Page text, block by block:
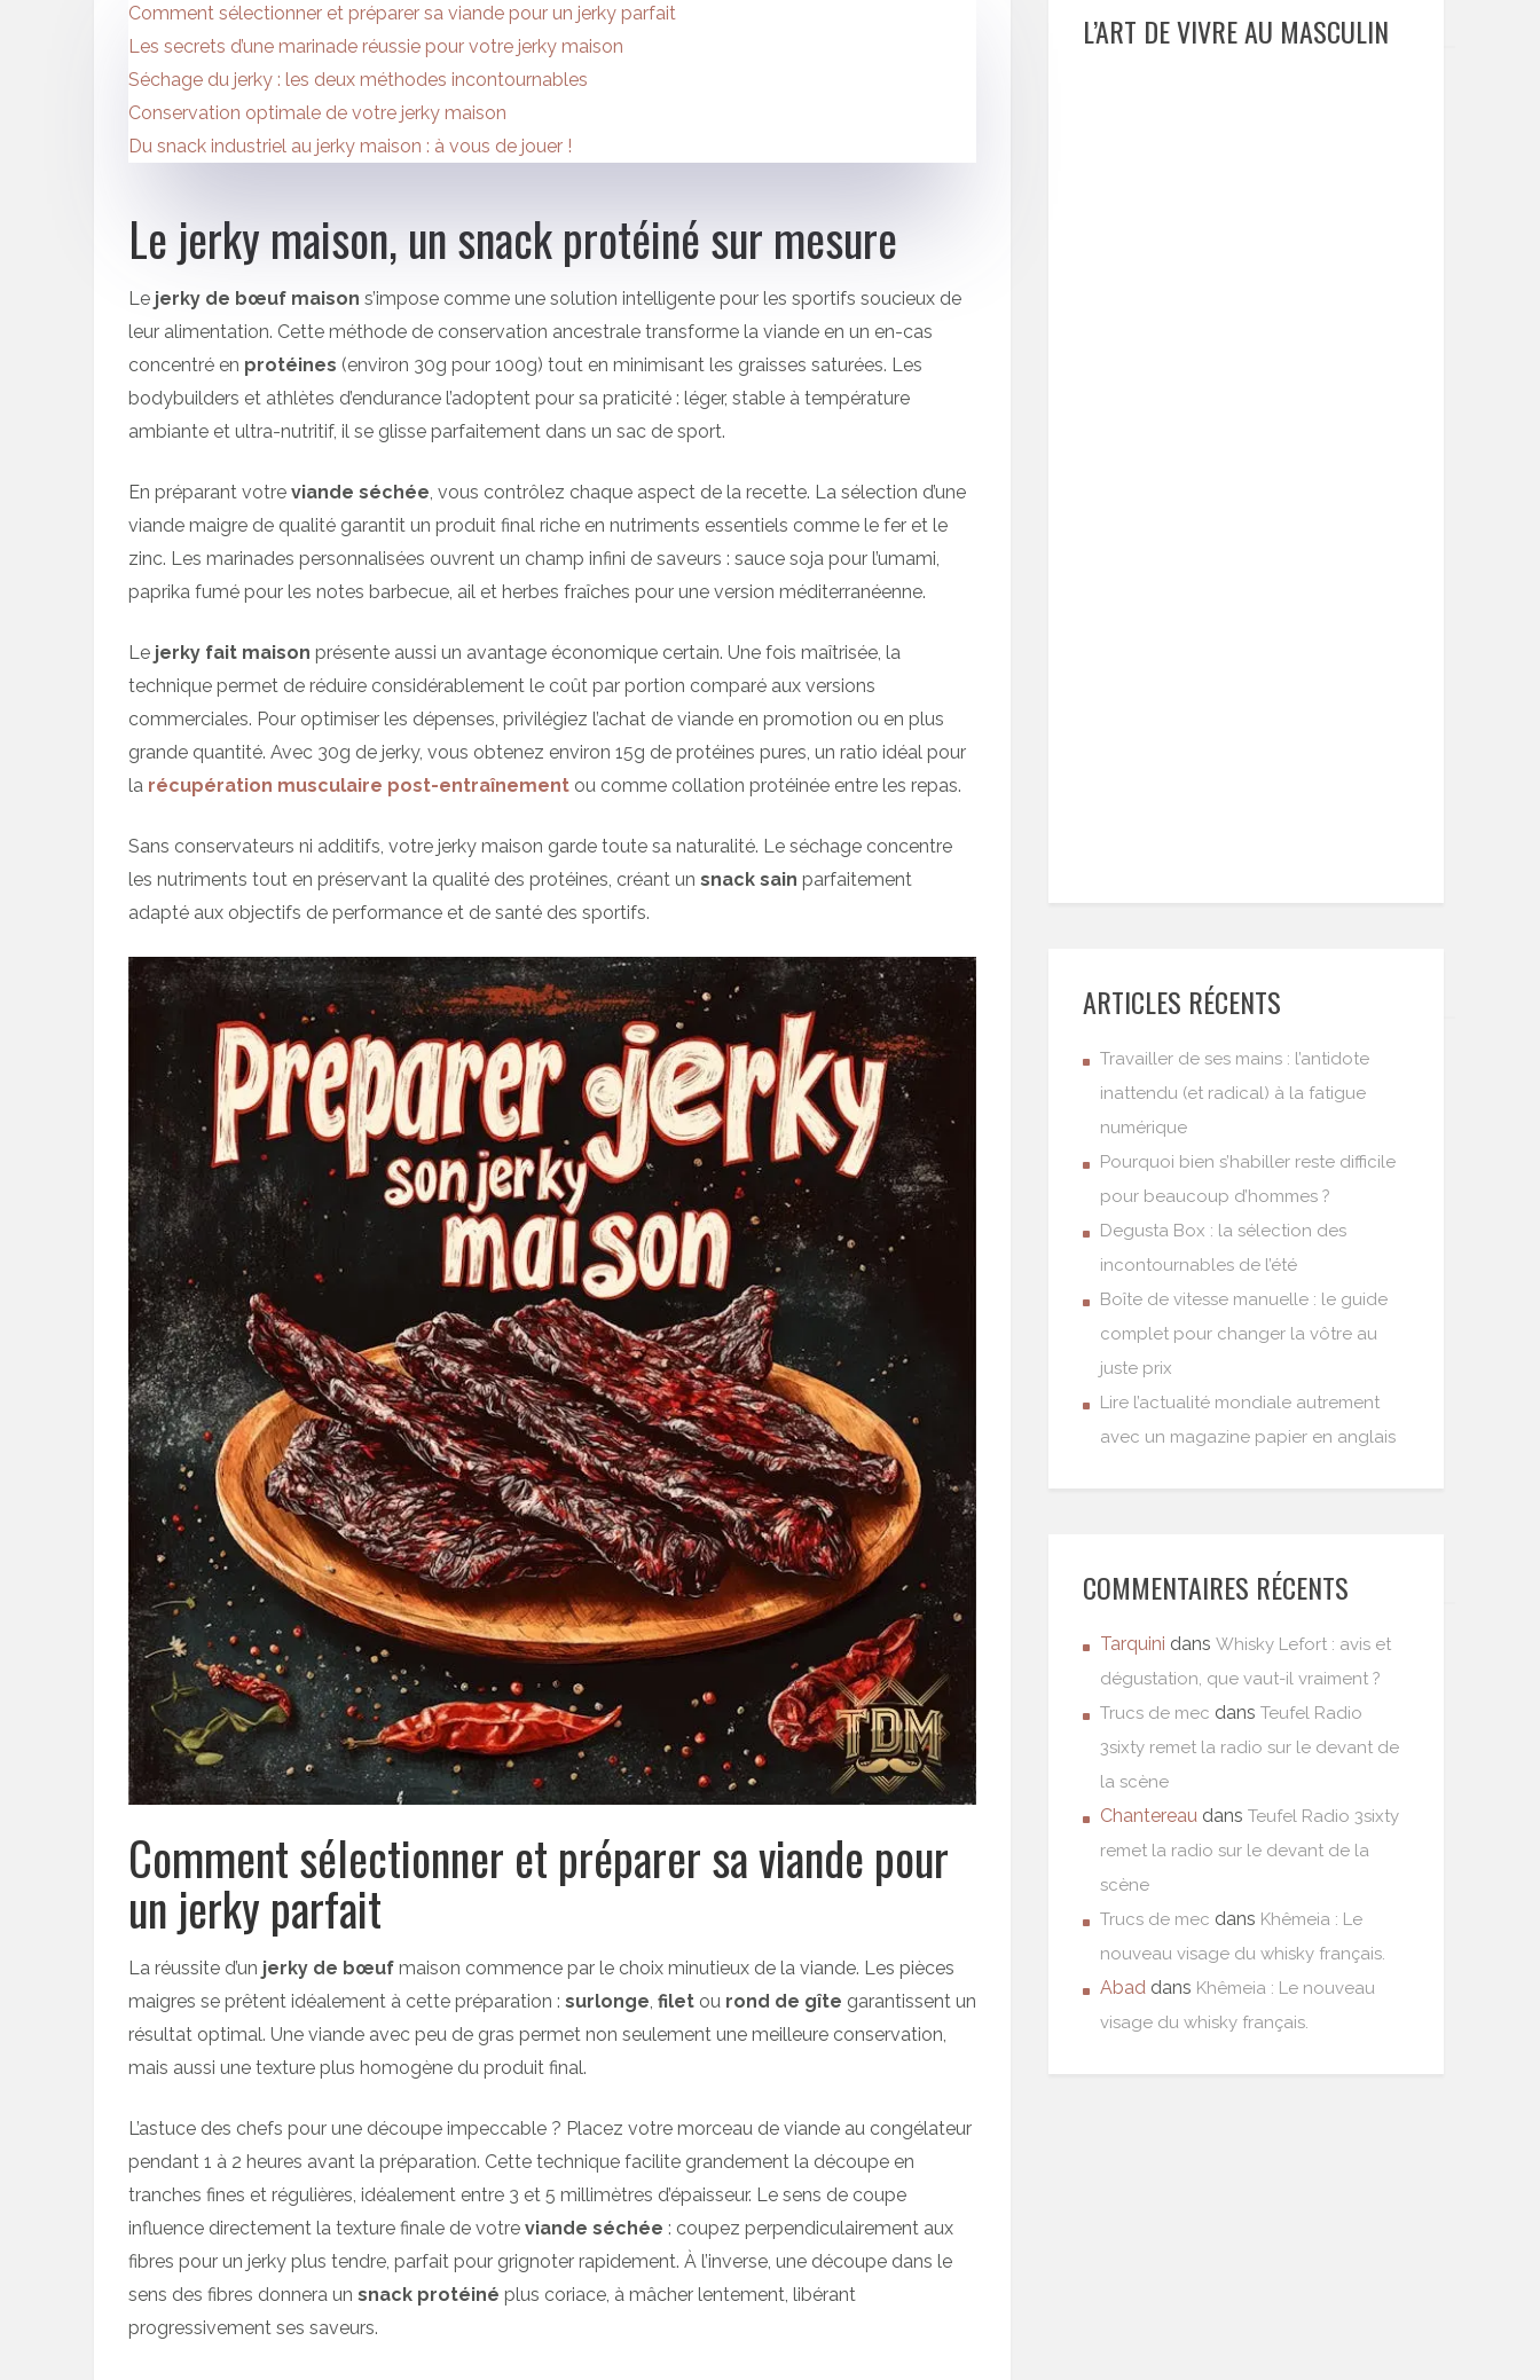
Comment sélectionner et préparer sa viande pour un jerky parfait
Les secrets d’une marinade réussie pour votre jerky maison
Séchage du jerky : les deux méthodes incontournables
Conservation optimale de votre jerky maison
Du snack industriel au jerky maison : à vous de jouer !
Le jerky maison, un snack protéiné sur mesure
Le jerky de bœuf maison s’impose comme une solution intelligente pour les sportifs soucieux de
leur alimentation. Cette méthode de conservation ancestrale transforme la viande en un en-cas
concentré en protéines (environ 30g pour 100g) tout en minimisant les graisses saturées. Les
bodybuilders et athlètes d’endurance l’adoptent pour sa praticité : léger, stable à température
ambiante et ultra-nutritif, il se glisse parfaitement dans un sac de sport.
En préparant votre viande séchée , vous contrôlez chaque aspect de la recette. La sélection d’une
viande maigre de qualité garantit un produit final riche en nutriments essentiels comme le fer et le
zinc. Les marinades personnalisées ouvrent un champ infini de saveurs : sauce soja pour l’umami,
paprika fumé pour les notes barbecue, ail et herbes fraîches pour une version méditerranéenne.
Le jerky fait maison présente aussi un avantage économique certain. Une fois maîtrisée, la
technique permet de réduire considérablement le coût par portion comparé aux versions
commerciales. Pour optimiser les dépenses, privilégiez l’achat de viande en promotion ou en plus
grande quantité. Avec 30g de jerky, vous obtenez environ 15g de protéines pures, un ratio idéal pour
la récupération musculaire post-entraînement ou comme collation protéinée entre les repas.
Sans conservateurs ni additifs, votre jerky maison garde toute sa naturalité. Le séchage concentre
les nutriments tout en préservant la qualité des protéines, créant un snack sain parfaitement
adapté aux objectifs de performance et de santé des sportifs.
Comment sélectionner et préparer sa viande pour
un jerky parfait
La réussite d’un jerky de bœuf maison commence par le choix minutieux de la viande. Les pièces
maigres se prêtent idéalement à cette préparation : surlonge filet ou rond de gîte garantissent un
résultat optimal. Une viande avec peu de gras permet non seulement une meilleure conservation,
mais aussi une texture plus homogène du produit final.
L’astuce des chefs pour une découpe impeccable ? Placez votre morceau de viande au congélateur
pendant 1 à 2 heures avant la préparation. Cette technique facilite grandement la découpe en
tranches fines et régulières, idéalement entre 3 et 5 millimètres d’épaisseur. Le sens de coupe
influence directement la texture finale de votre viande séchée : coupez perpendiculairement aux
fibres pour un jerky plus tendre, parfait pour grignoter rapidement. À l’inverse, une découpe dans le
sens des fibres donnera un snack protéiné plus coriace, à mâcher lentement, libérant
progressivement ses saveurs.
L’ART DE VIVRE AU MASCULIN
ARTICLES RÉCENTS
Travailler de ses mains : l’antidote
inattendu (et radical) à la fatigue
numérique
Pourquoi bien s’habiller reste difficile
pour beaucoup d’hommes ?
Degusta Box : la sélection des
incontournables de l’été
Boîte de vitesse manuelle : le guide
complet pour changer la vôtre au
juste prix
Lire l’actualité mondiale autrement
avec un magazine papier en anglais
COMMENTAIRES RÉCENTS
Tarquini dans Whisky Lefort : avis et
dégustation, que vaut-il vraiment ?
Trucs de mec dans Teufel Radio
3sixty remet la radio sur le devant de
la scène
Chantereau dans Teufel Radio 3sixty
remet la radio sur le devant de la
scène
Trucs de mec dans Khêmeia : Le
nouveau visage du whisky français.
Abad dans Khêmeia : Le nouveau
visage du whisky français.